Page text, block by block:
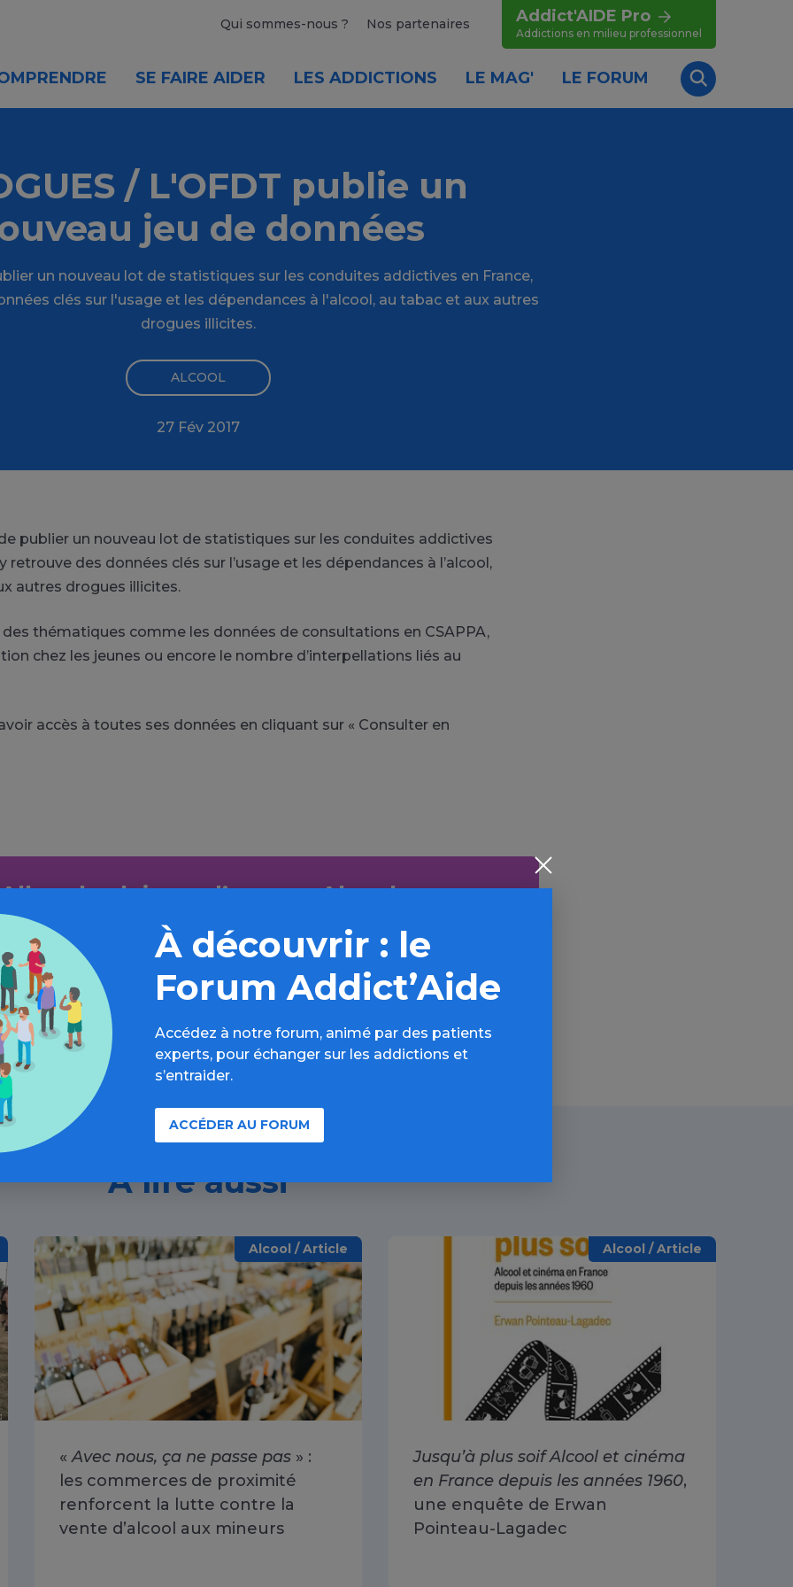
Qui sommes-nous ? Nos partenaires Addict'AIDE Pro
Addictions en milieu professionnel
SE FAIRE AIDER LES ADDICTIONS LE MAG' LE FORUM
Recherche
/ L'OFDT publie un
jeu de données
un nouveau lot de statistiques sur les conduites addictives en France,
clés sur l'usage et les dépendances à l'alcool, au tabac et aux autres
drogues illicites.
ALCOOL
27 Fév 2017
de publier un nouveau lot de statistiques sur les conduites addictives
retrouve des données clés sur l’usage et les dépendances à l’alcool,
autres drogues illicites.
thématiques comme les données de consultations en CSAPPA,
chez les jeunes ou encore le nombre d’interpellations liés au
accès à toutes ses données en cliquant sur « Consulter en
Aller plus loin sur l’espace Alcool
parcours d’évaluations, bonnes pratiques, FAQ,
annuaires, ressources, actualités...
Découvrir
À lire aussi
Alcool / Article
«Avec nous, ça ne passe pas » :
les commerces de proximité
renforcent la lutte contre la
vente d’alcool aux mineurs
Alcool / Article
Jusqu’à plus soif Alcool et cinéma
en France depuis les années 1960,
une enquête de Erwan
Pointeau-Lagadec
À découvrir : le
Forum Addict’Aide
Accédez à notre forum, animé par des patients
experts, pour échanger sur les addictions et
s’entraider.
ACCÉDER AU FORUM